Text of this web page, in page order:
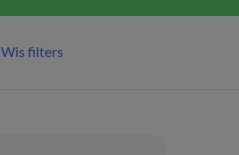
Wis filters